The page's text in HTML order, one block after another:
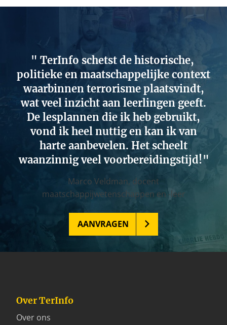
TerInfo schetst de historische,
politieke en maatschappelijke context
waarbinnen terrorisme plaatsvindt,
wat veel inzicht aan leerlingen geeft.
De lesplannen die ik heb gebruikt,
vond ik heel nuttig en kan ik van
harte aanbevelen. Het scheelt
waanzinnig veel voorbereidingstijd!
Marco Veldman, docent
maatschappijwetenschappen en -leer
AANVRAGEN
Over TerInfo
Over ons